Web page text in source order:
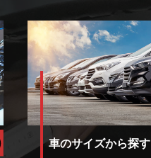
車のサイズから探す